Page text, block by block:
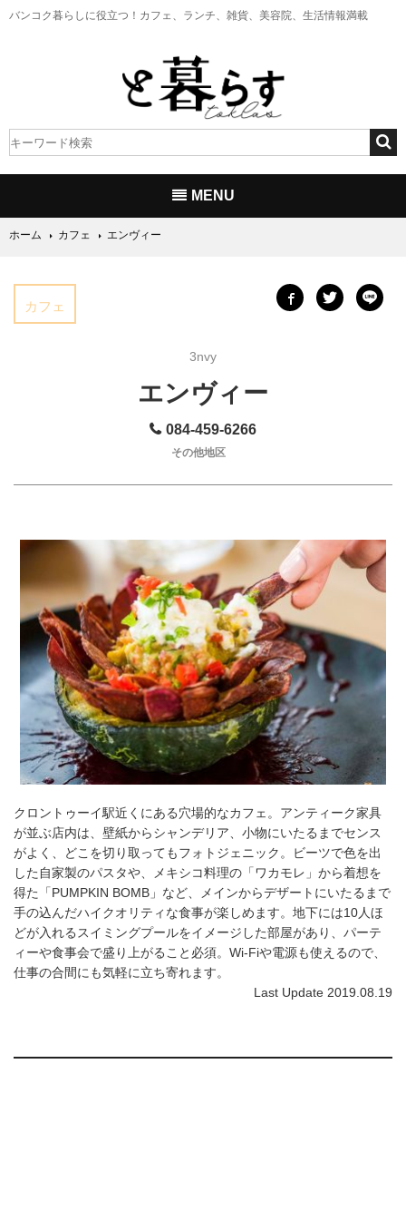
バンコク暮らしに役立つ！ カフェ、ランチ、雑貨、美容院、生活情報満載
MENU
ホーム カフェ エンヴィー
カフェ
3nvy
エンヴィー
084-459-6266
その他地区
クロントゥーイ駅近くにある穴場的なカフェ。アンティーク家具
が並ぶ店内は、壁紙からシャンデリア、小物にいたるまでセンス
がよく、どこを切り取ってもフォトジェニック。ビーツで色を出
した自家製のパスタや、メキシコ料理の「ワカモレ」から着想を
得た「PUMPKIN BOMB」など、メインからデザートにいたるまで
手の込んだハイクオリティな食事が楽しめます。地下には10人ほ
どが入れるスイミングプールをイメージした部屋があり、パーテ
ィーや食事会で盛り上がること必須。Wi-Fiや電源も使えるので、
仕事の合間にも気軽に立ち寄れます。
Last Update 2019.08.19